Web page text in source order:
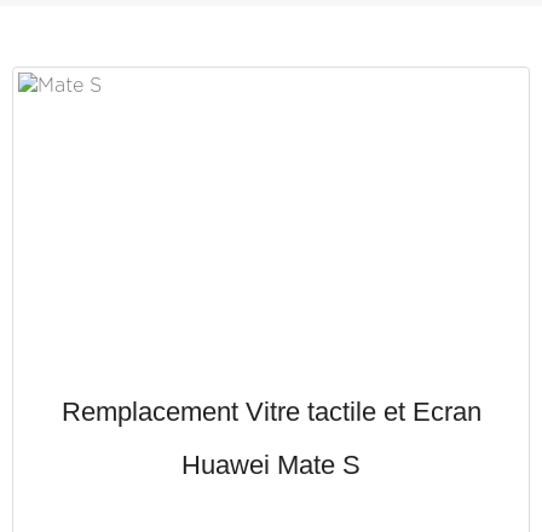
Remplacement Vitre tactile et Ecran
Huawei Mate S